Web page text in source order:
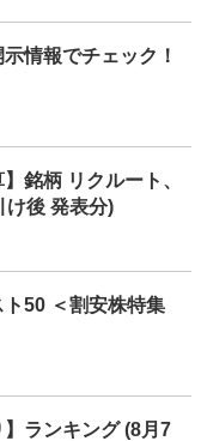
情報でチェック！
銘柄 リクルート、
け後 発表分)
ト50 ＜割安株特集
】ランキング (8月7